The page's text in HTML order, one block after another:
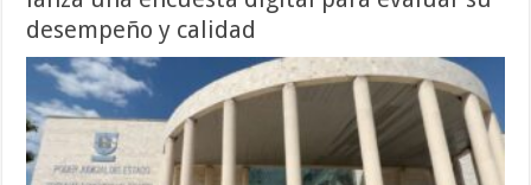
desempeño y calidad